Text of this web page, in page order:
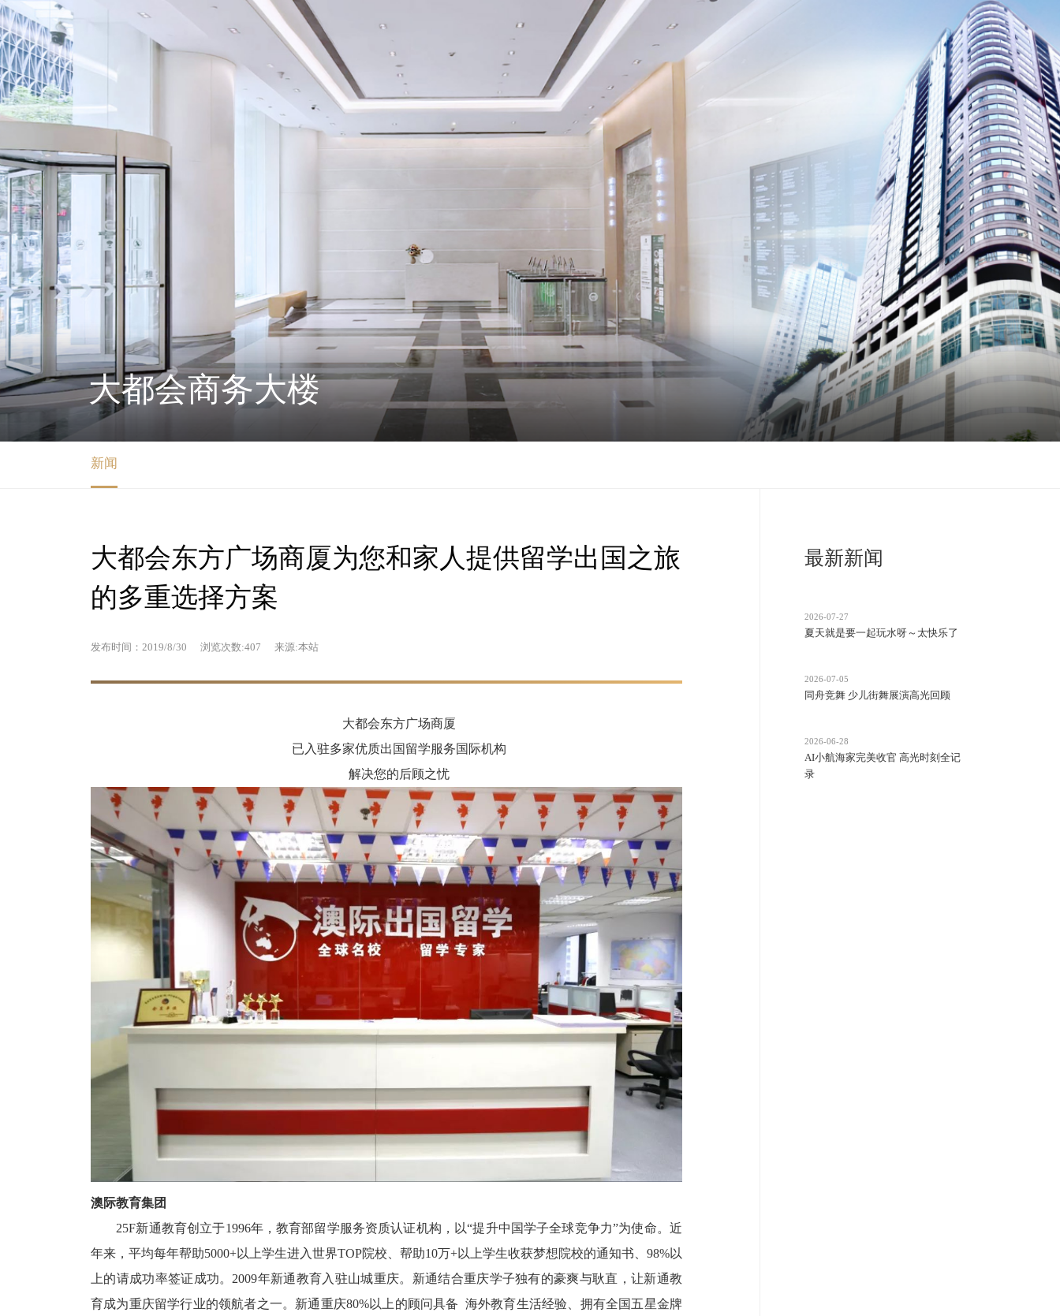
大都会商务大楼
新闻
大都会东方广场商厦为您和家人提供留学出国之旅
的多重选择方案
发布时间：2019/8/30 浏览次数:407 来源:本站
大都会东方广场商厦
已入驻多家优质出国留学服务国际机构
解决您的后顾之忧
澳际教育集团
25F新通教育创立于1996年，教育部留学服务资质认证机构，以“提升中国学子全球竞争力”为使命。近
年来，平均每年帮助5000+以上学生进入世界TOP院校、帮助10万+以上学生收获梦想院校的通知书、98%以
上的请成功率签证成功。2009年新通教育入驻山城重庆。新通结合重庆学子独有的豪爽与耿直，让新通教
育成为重庆留学行业的领航者之一。新通重庆80%以上的顾问具备 海外教育生活经验、拥有全国五星金牌
最新新闻
2026-07-27
夏天就是要一起玩水呀～太快乐了
2026-07-05
同舟竞舞 少儿街舞展演高光回顾
2026-06-28
AI小航海家完美收官 高光时刻全记
录